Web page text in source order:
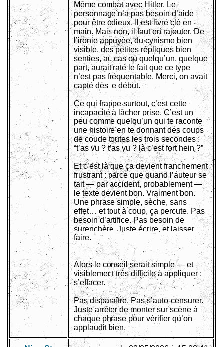
Même combat avec Hitler. Le
personnage n’a pas besoin d’aide
pour être odieux. Il est livré clé en
main. Mais non, il faut en rajouter. De
l’ironie appuyée, du cynisme bien
visible, des petites répliques bien
senties, au cas où quelqu’un, quelque
part, aurait raté le fait que ce type
n’est pas fréquentable. Merci, on avait
capté dès le début.
Ce qui frappe surtout, c’est cette
incapacité à lâcher prise. C’est un
peu comme quelqu’un qui te raconte
une histoire en te donnant des coups
de coude toutes les trois secondes :
“t’as vu ? t’as vu ? là c’est fort hein ?”
Et c’est là que ça devient franchement
frustrant : parce que quand l’auteur se
tait — par accident, probablement —
le texte devient bon. Vraiment bon.
Une phrase simple, sèche, sans
effet… et tout à coup, ça percute. Pas
besoin d’artifice. Pas besoin de
surenchère. Juste écrire, et laisser
faire.
Alors le conseil serait simple — et
visiblement très difficile à appliquer :
s’effacer.
Pas disparaître. Pas s’auto-censurer.
Juste arrêter de monter sur scène à
chaque phrase pour vérifier qu’on
applaudit bien.